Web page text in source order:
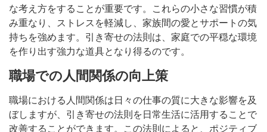
な考え方をすることが重要です。これらの小さな習慣が積
み重なり、ストレスを軽減し、家族間の愛とサポートの気
持ちを強めます。引き寄せの法則は、家庭での平穏な環境
を作り出す強力な道具となり得るのです。
職場での人間関係の向上策
職場における人間関係は日々の仕事の質に大きな影響を及
ぼしますが、引き寄せの法則を日常生活に活用することで
改善することができます。この法則によると、ポジティブ